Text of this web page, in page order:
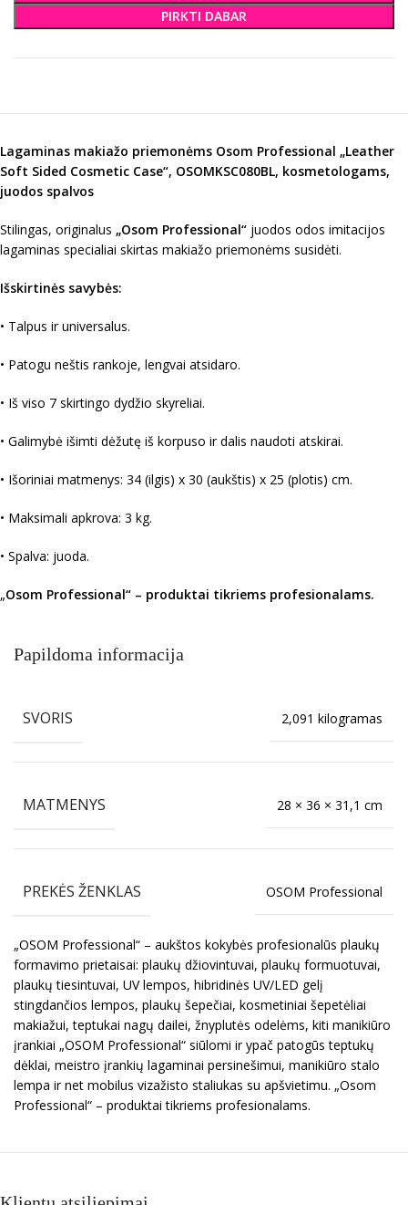
PIRKTI DABAR
Lagaminas makiažo priemonėms Osom Professional „Leather
Soft Sided Cosmetic Case“, OSOMKSC080BL, kosmetologams,
juodos spalvos
Stilingas, originalus „Osom Professional“ juodos odos imitacijos
lagaminas specialiai skirtas makiažo priemonėms susidėti.
Išskirtinės savybės:
• Talpus ir universalus.
• Patogu neštis rankoje, lengvai atsidaro.
• Iš viso 7 skirtingo dydžio skyreliai.
• Galimybė išimti dėžutę iš korpuso ir dalis naudoti atskirai.
• Išoriniai matmenys: 34 (ilgis) x 30 (aukštis) x 25 (plotis) cm.
• Maksimali apkrova: 3 kg.
• Spalva: juoda.
„Osom Professional“ – produktai tikriems profesionalams.
Papildoma informacija
SVORIS 2,091 kilogramas
MATMENYS 28 × 36 × 31,1 cm
PREKĖS ŽENKLAS OSOM Professional
„OSOM Professional“ – aukštos kokybės profesionalūs plaukų
formavimo prietaisai: plaukų džiovintuvai, plaukų formuotuvai,
plaukų tiesintuvai, UV lempos, hibridinės UV/LED gelį
stingdančios lempos, plaukų šepečiai, kosmetiniai šepetėliai
makiažui, teptukai nagų dailei, žnyplutės odelėms, kiti manikiūro
įrankiai „OSOM Professional“ siūlomi ir ypač patogūs teptukų
dėklai, meistro įrankių lagaminai persinešimui, manikiūro stalo
lempa ir net mobilus vizažisto staliukas su apšvietimu. „Osom
Professional“ – produktai tikriems profesionalams.